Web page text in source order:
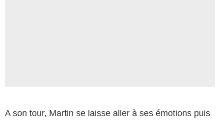
A son tour, Martin se laisse aller à ses émotions puis